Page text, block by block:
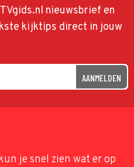
nieuwsbrief en
kijktips direct in jouw
AANMELDEN
je snel zien wat er op